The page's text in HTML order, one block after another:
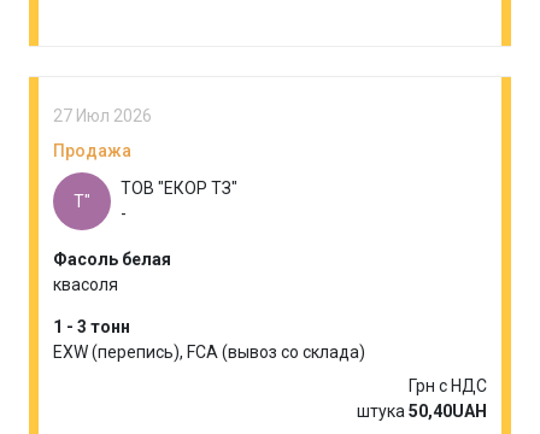
27 Июл 2026
Продажа
Т"
ТОВ "ЕКОР ТЗ"
-
Фасоль белая
квасоля
1 - 3 тонн
EXW (перепись), FCA (вывоз со склада)
Грн с НДС
штука 50,40UAH